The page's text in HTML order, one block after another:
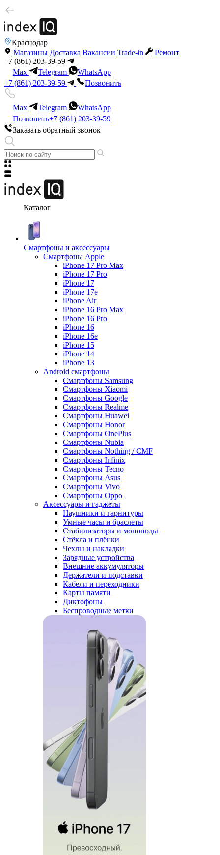
Краснодар
Магазины Доставка Вакансии Trade-in
Ремонт
+7 (861) 203-39-59
Max
Telegram
WhatsApp
+7 (861) 203-39-59
Позвонить
Max Telegram
WhatsApp
Позвонить+7 (861) 203-39-59
Заказать обратный звонок
Каталог
Смартфоны и аксессуары
Смартфоны Apple
iPhone 17 Pro Max
iPhone 17 Pro
iPhone 17
iPhone 17e
iPhone Air
iPhone 16 Pro Max
iPhone 16 Pro
iPhone 16
iPhone 16e
iPhone 15
iPhone 14
iPhone 13
Android cмартфоны
Смартфоны Samsung
Смартфоны Xiaomi
Смартфоны Google
Смартфоны Realme
Смартфоны Huawei
Смартфоны Honor
Смартфоны OnePlus
Смартфоны Nubia
Смартфоны Nothing / CMF
Смартфоны Infinix
Смартфоны Tecno
Смартфоны Asus
Смартфоны Vivo
Смартфоны Oppo
Аксессуары и гаджеты
Наушники и гарнитуры
Умные часы и браслеты
Стабилизаторы и моноподы
Стёкла и плёнки
Чехлы и накладки
Зарядные устройства
Внешние аккумуляторы
Держатели и подставки
Кабели и переходники
Карты памяти
Диктофоны
Беспроводные метки